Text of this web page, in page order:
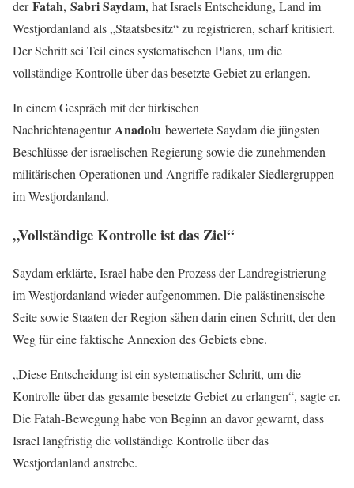
derFatah, Sabri Saydam, hat Israels Entscheidung, Land im
Westjordanland als „Staatsbesitz“ zu registrieren, scharf kritisiert.
Der Schritt sei Teil eines systematischen Plans, um die
vollständige Kontrolle über das besetzte Gebiet zu erlangen.
In einem Gespräch mit der türkischen
NachrichtenagenturAnadolu bewertete Saydam die jüngsten
Beschlüsse der israelischen Regierung sowie die zunehmenden
militärischen Operationen und Angriffe radikaler Siedlergruppen
im Westjordanland.
„Vollständige Kontrolle ist das Ziel“
Saydam erklärte, Israel habe den Prozess der Landregistrierung
im Westjordanland wieder aufgenommen. Die palästinensische
Seite sowie Staaten der Region sähen darin einen Schritt, der den
Weg für eine faktische Annexion des Gebiets ebne.
„Diese Entscheidung ist ein systematischer Schritt, um die
Kontrolle über das gesamte besetzte Gebiet zu erlangen“, sagte er.
Die Fatah-Bewegung habe von Beginn an davor gewarnt, dass
Israel langfristig die vollständige Kontrolle über das
Westjordanland anstrebe.